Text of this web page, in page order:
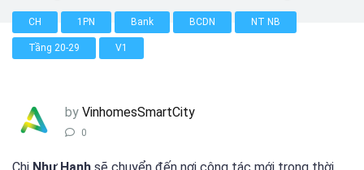
CH 1PN Bank BCDN NT NB
Tầng 20-29 V1
by VinhomesSmartCity
0